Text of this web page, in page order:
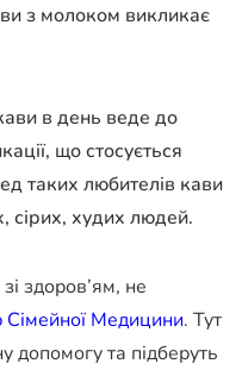
з молоком викликає
в день веде до
що стосується
таких любителів кави
сірих, худих людей.
здоров’ям, не
Сімейної Медицини. Тут
допомогу та підберуть